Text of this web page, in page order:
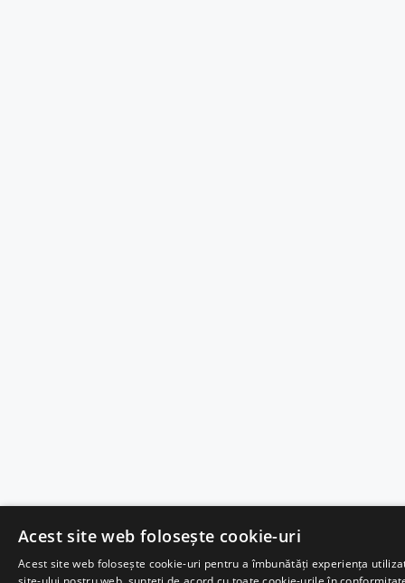
Acest site web folosește cookie-uri
Acest site web folosește cookie-uri pentru a îmbunătăți experiența